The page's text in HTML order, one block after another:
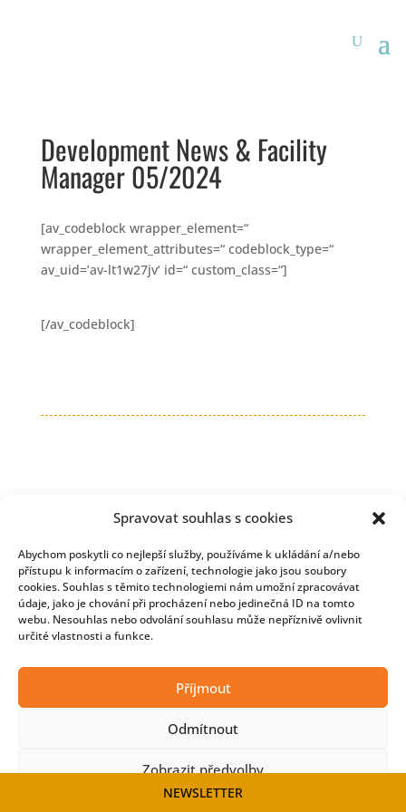
Spravovat souhlas s cookies
Abychom poskytli co nejlepší služby, používáme k ukládání a/nebo
přístupu k informacím o zařízení, technologie jako jsou soubory
cookies. Souhlas s těmito technologiemi nám umožní zpracovávat
údaje, jako je chování při procházení nebo jedinečná ID na tomto
webu. Nesouhlas nebo odvolání souhlasu může nepříznivě ovlivnit
určité vlastnosti a funkce.
Příjmout
Odmítnout
Zobrazit předvolby
Development News & Facility
Manager 05/2024
[av_codeblock wrapper_element=“
wrapper_element_attributes=“ codeblock_type=“
av_uid=’av-lt1w27jv‘ id=“ custom_class=“]
[/av_codeblock]
NEWSLETTER